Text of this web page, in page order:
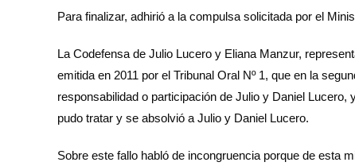
Para finalizar, adhirió a la compulsa solicitada por el
La Codefensa de Julio Lucero y Eliana Manzur,
emitida en 2011 por el Tribunal Oral Nº 1, que en la
responsabilidad o participación de Julio y Daniel
pudo tratar y se absolvió a Julio y Daniel Lucero.
Sobre este fallo habló de incongruencia porque de esta